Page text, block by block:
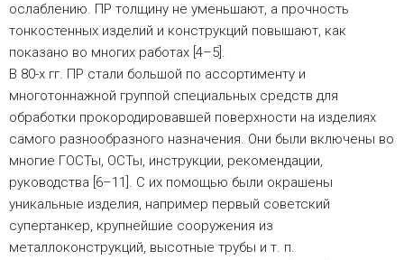
ослаблению. ПР толщину не уменьшают, а прочность
тонкостенных изделий и конструкций повышают, как
показано во многих работах [4–5].
В 80-х гг. ПР стали большой по ассортименту и
многотоннажной группой специальных средств для
обработки прокородировавшей поверхности на изделиях
самого разнообразного назначения. Они были включены во
многие ГОСТы, ОСТы, инструкции, рекомендации,
руководства [6–11]. С их помощью были окрашены
уникальные изделия, например первый советский
супертанкер, крупнейшие сооружения из
металлоконструкций, высотные трубы и т. п.